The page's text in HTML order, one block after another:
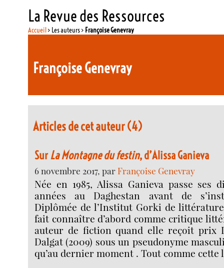
La Revue des Ressources
Accueil> Les auteurs > Françoise Genevray
Françoise Genevray
Articles de cet auteur (4)
SurLa Montagne du festin, d’Alissa Ganieva
6 novembre 2017, parFrançoise Genevray
Née en 1985, Alissa Ganieva passe ses
années au Daghestan avant de
Diplômée de l’Institut Gorki de
fait connaître d’abord comme critique
auteur de fiction quand elle reçoit prix
Dalgat (2009) sous un pseudonyme
qu’au dernier moment . Tout comme cette